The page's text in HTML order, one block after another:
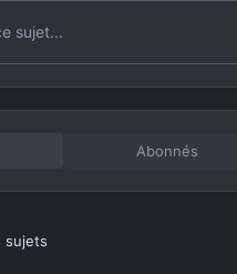
sujet...
Abonnés
sujets